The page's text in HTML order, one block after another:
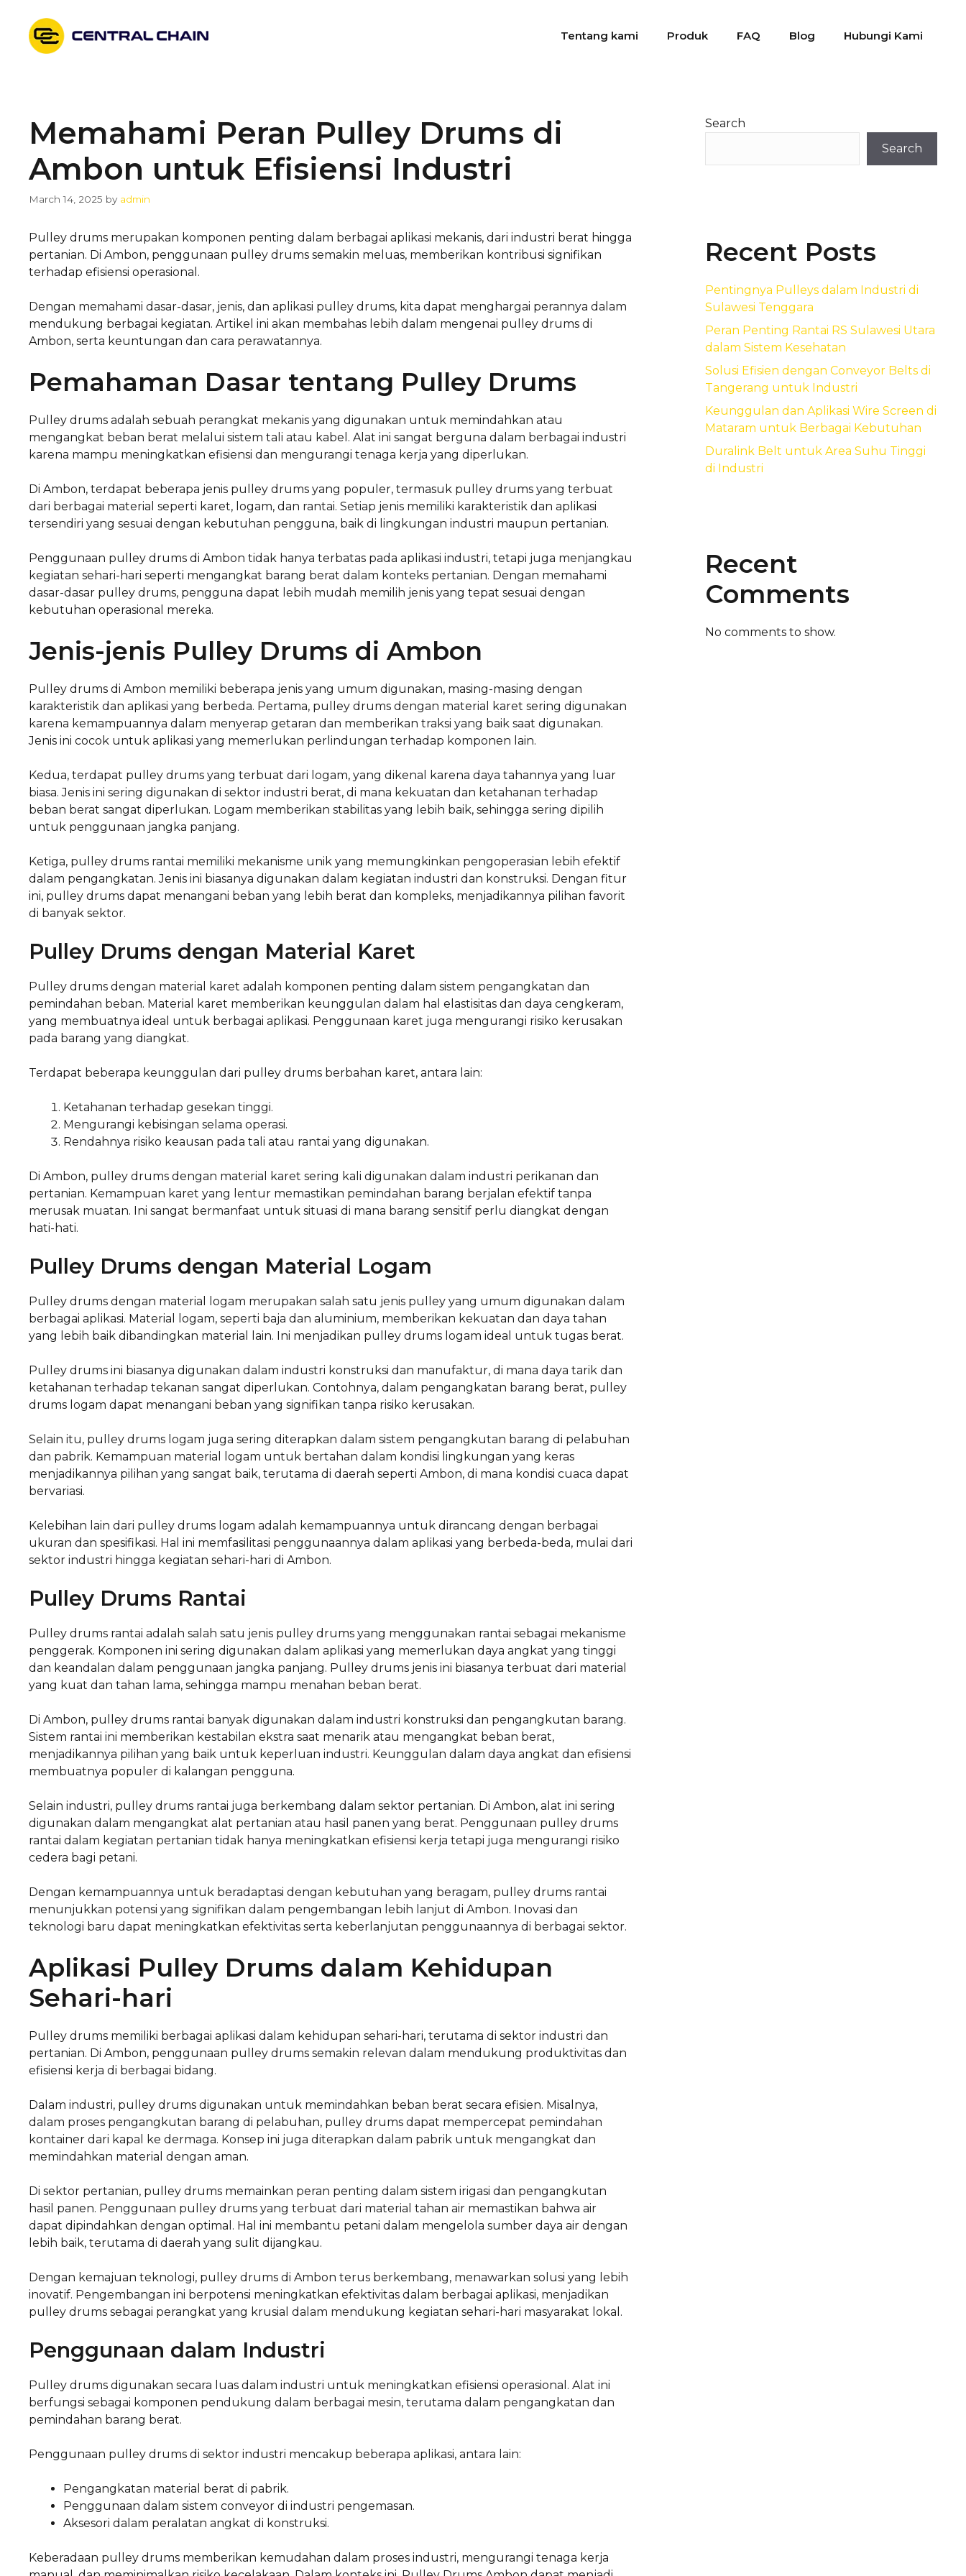
content
Tentang kami Produk FAQ Blog Hubungi Kami
Memahami Peran Pulley Drums di
Ambon untuk Efisiensi Industri
March 14, 2025 by admin
Pulley drums merupakan komponen penting dalam berbagai aplikasi mekanis, dari industri berat hingga
pertanian. Di Ambon, penggunaan pulley drums semakin meluas, memberikan kontribusi signifikan
terhadap efisiensi operasional.
Dengan memahami dasar-dasar, jenis, dan aplikasi pulley drums, kita dapat menghargai perannya dalam
mendukung berbagai kegiatan. Artikel ini akan membahas lebih dalam mengenai pulley drums di
Ambon, serta keuntungan dan cara perawatannya.
Pemahaman Dasar tentang Pulley Drums
Pulley drums adalah sebuah perangkat mekanis yang digunakan untuk memindahkan atau
mengangkat beban berat melalui sistem tali atau kabel. Alat ini sangat berguna dalam berbagai industri
karena mampu meningkatkan efisiensi dan mengurangi tenaga kerja yang diperlukan.
Di Ambon, terdapat beberapa jenis pulley drums yang populer, termasuk pulley drums yang terbuat
dari berbagai material seperti karet, logam, dan rantai. Setiap jenis memiliki karakteristik dan aplikasi
tersendiri yang sesuai dengan kebutuhan pengguna, baik di lingkungan industri maupun pertanian.
Penggunaan pulley drums di Ambon tidak hanya terbatas pada aplikasi industri, tetapi juga menjangkau
kegiatan sehari-hari seperti mengangkat barang berat dalam konteks pertanian. Dengan memahami
dasar-dasar pulley drums, pengguna dapat lebih mudah memilih jenis yang tepat sesuai dengan
kebutuhan operasional mereka.
Jenis-jenis Pulley Drums di Ambon
Pulley drums di Ambon memiliki beberapa jenis yang umum digunakan, masing-masing dengan
karakteristik dan aplikasi yang berbeda. Pertama, pulley drums dengan material karet sering digunakan
karena kemampuannya dalam menyerap getaran dan memberikan traksi yang baik saat digunakan.
Jenis ini cocok untuk aplikasi yang memerlukan perlindungan terhadap komponen lain.
Kedua, terdapat pulley drums yang terbuat dari logam, yang dikenal karena daya tahannya yang luar
biasa. Jenis ini sering digunakan di sektor industri berat, di mana kekuatan dan ketahanan terhadap
beban berat sangat diperlukan. Logam memberikan stabilitas yang lebih baik, sehingga sering dipilih
untuk penggunaan jangka panjang.
Ketiga, pulley drums rantai memiliki mekanisme unik yang memungkinkan pengoperasian lebih efektif
dalam pengangkatan. Jenis ini biasanya digunakan dalam kegiatan industri dan konstruksi. Dengan fitur
ini, pulley drums dapat menangani beban yang lebih berat dan kompleks, menjadikannya pilihan favorit
di banyak sektor.
Pulley Drums dengan Material Karet
Pulley drums dengan material karet adalah komponen penting dalam sistem pengangkatan dan
pemindahan beban. Material karet memberikan keunggulan dalam hal elastisitas dan daya cengkeram,
yang membuatnya ideal untuk berbagai aplikasi. Penggunaan karet juga mengurangi risiko kerusakan
pada barang yang diangkat.
Terdapat beberapa keunggulan dari pulley drums berbahan karet, antara lain:
Ketahanan terhadap gesekan tinggi.
Mengurangi kebisingan selama operasi.
Rendahnya risiko keausan pada tali atau rantai yang digunakan.
Di Ambon, pulley drums dengan material karet sering kali digunakan dalam industri perikanan dan
pertanian. Kemampuan karet yang lentur memastikan pemindahan barang berjalan efektif tanpa
merusak muatan. Ini sangat bermanfaat untuk situasi di mana barang sensitif perlu diangkat dengan
hati-hati.
Pulley Drums dengan Material Logam
Pulley drums dengan material logam merupakan salah satu jenis pulley yang umum digunakan dalam
berbagai aplikasi. Material logam, seperti baja dan aluminium, memberikan kekuatan dan daya tahan
yang lebih baik dibandingkan material lain. Ini menjadikan pulley drums logam ideal untuk tugas berat.
Pulley drums ini biasanya digunakan dalam industri konstruksi dan manufaktur, di mana daya tarik dan
ketahanan terhadap tekanan sangat diperlukan. Contohnya, dalam pengangkatan barang berat, pulley
drums logam dapat menangani beban yang signifikan tanpa risiko kerusakan.
Selain itu, pulley drums logam juga sering diterapkan dalam sistem pengangkutan barang di pelabuhan
dan pabrik. Kemampuan material logam untuk bertahan dalam kondisi lingkungan yang keras
menjadikannya pilihan yang sangat baik, terutama di daerah seperti Ambon, di mana kondisi cuaca dapat
bervariasi.
Kelebihan lain dari pulley drums logam adalah kemampuannya untuk dirancang dengan berbagai
ukuran dan spesifikasi. Hal ini memfasilitasi penggunaannya dalam aplikasi yang berbeda-beda, mulai dari
sektor industri hingga kegiatan sehari-hari di Ambon.
Pulley Drums Rantai
Pulley drums rantai adalah salah satu jenis pulley drums yang menggunakan rantai sebagai mekanisme
penggerak. Komponen ini sering digunakan dalam aplikasi yang memerlukan daya angkat yang tinggi
dan keandalan dalam penggunaan jangka panjang. Pulley drums jenis ini biasanya terbuat dari material
yang kuat dan tahan lama, sehingga mampu menahan beban berat.
Di Ambon, pulley drums rantai banyak digunakan dalam industri konstruksi dan pengangkutan barang.
Sistem rantai ini memberikan kestabilan ekstra saat menarik atau mengangkat beban berat,
menjadikannya pilihan yang baik untuk keperluan industri. Keunggulan dalam daya angkat dan efisiensi
membuatnya populer di kalangan pengguna.
Selain industri, pulley drums rantai juga berkembang dalam sektor pertanian. Di Ambon, alat ini sering
digunakan dalam mengangkat alat pertanian atau hasil panen yang berat. Penggunaan pulley drums
rantai dalam kegiatan pertanian tidak hanya meningkatkan efisiensi kerja tetapi juga mengurangi risiko
cedera bagi petani.
Dengan kemampuannya untuk beradaptasi dengan kebutuhan yang beragam, pulley drums rantai
menunjukkan potensi yang signifikan dalam pengembangan lebih lanjut di Ambon. Inovasi dan
teknologi baru dapat meningkatkan efektivitas serta keberlanjutan penggunaannya di berbagai sektor.
Aplikasi Pulley Drums dalam Kehidupan
Sehari-hari
Pulley drums memiliki berbagai aplikasi dalam kehidupan sehari-hari, terutama di sektor industri dan
pertanian. Di Ambon, penggunaan pulley drums semakin relevan dalam mendukung produktivitas dan
efisiensi kerja di berbagai bidang.
Dalam industri, pulley drums digunakan untuk memindahkan beban berat secara efisien. Misalnya,
dalam proses pengangkutan barang di pelabuhan, pulley drums dapat mempercepat pemindahan
kontainer dari kapal ke dermaga. Konsep ini juga diterapkan dalam pabrik untuk mengangkat dan
memindahkan material dengan aman.
Di sektor pertanian, pulley drums memainkan peran penting dalam sistem irigasi dan pengangkutan
hasil panen. Penggunaan pulley drums yang terbuat dari material tahan air memastikan bahwa air
dapat dipindahkan dengan optimal. Hal ini membantu petani dalam mengelola sumber daya air dengan
lebih baik, terutama di daerah yang sulit dijangkau.
Dengan kemajuan teknologi, pulley drums di Ambon terus berkembang, menawarkan solusi yang lebih
inovatif. Pengembangan ini berpotensi meningkatkan efektivitas dalam berbagai aplikasi, menjadikan
pulley drums sebagai perangkat yang krusial dalam mendukung kegiatan sehari-hari masyarakat lokal.
Penggunaan dalam Industri
Pulley drums digunakan secara luas dalam industri untuk meningkatkan efisiensi operasional. Alat ini
berfungsi sebagai komponen pendukung dalam berbagai mesin, terutama dalam pengangkatan dan
pemindahan barang berat.
Penggunaan pulley drums di sektor industri mencakup beberapa aplikasi, antara lain:
Pengangkatan material berat di pabrik.
Penggunaan dalam sistem conveyor di industri pengemasan.
Aksesori dalam peralatan angkat di konstruksi.
Keberadaan pulley drums memberikan kemudahan dalam proses industri, mengurangi tenaga kerja
Search
Search
Recent Posts
Pentingnya Pulleys dalam Industri di
Sulawesi Tenggara
Peran Penting Rantai RS Sulawesi Utara
dalam Sistem Kesehatan
Solusi Efisien dengan Conveyor Belts di
Tangerang untuk Industri
Keunggulan dan Aplikasi Wire Screen di
Mataram untuk Berbagai Kebutuhan
Duralink Belt untuk Area Suhu Tinggi
di Industri
Recent
Comments
No comments to show.